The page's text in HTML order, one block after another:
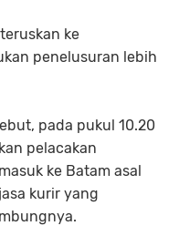
ke
penelusuran lebih
pada pukul 10.20
pelacakan
ke Batam asal
kurir yang